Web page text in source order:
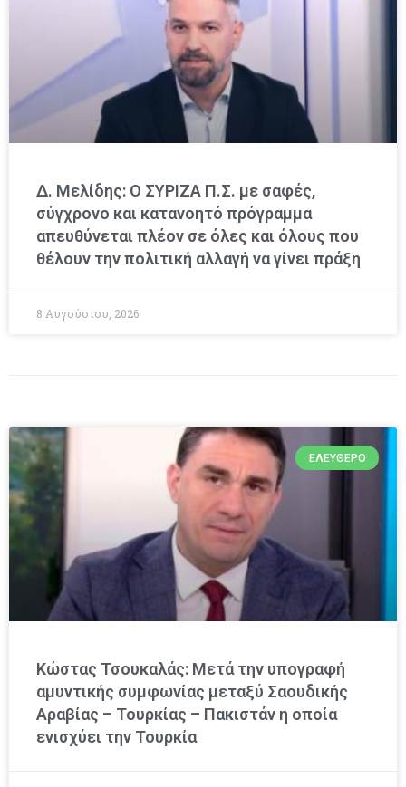
Δ. Μελίδης: Ο ΣΥΡΙΖΑ Π.Σ. με σαφές,
σύγχρονο και κατανοητό πρόγραμμα
απευθύνεται πλέον σε όλες και όλους που
θέλουν την πολιτική αλλαγή να γίνει πράξη
8 Αυγούστου, 2026
ΕΛΕΎΘΕΡΟ
Κώστας Τσουκαλάς: Μετά την υπογραφή
αμυντικής συμφωνίας μεταξύ Σαουδικής
Αραβίας – Τουρκίας – Πακιστάν η οποία
ενισχύει την Τουρκία